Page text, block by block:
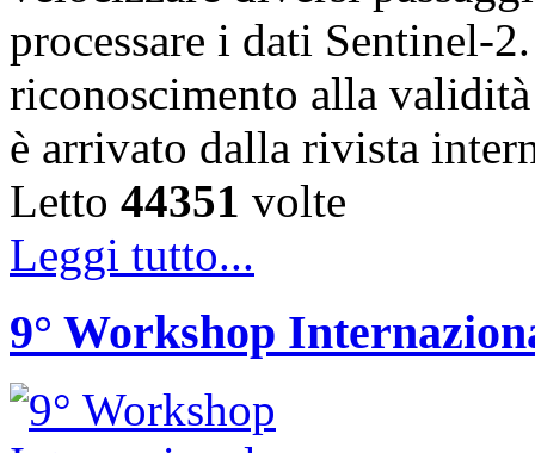
processare i dati Sentinel-
riconoscimento alla
è arrivato dalla rivista
Letto 44351 volte
Leggi tutto...
9° Workshop